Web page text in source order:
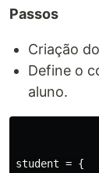
Passos
Criação
Define o
aluno.
student = {